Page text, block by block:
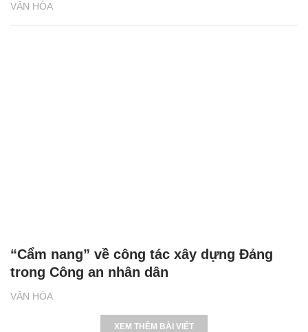
VĂN HÓA
VĂN HÓA
“Cẩm nang” về công tác xây dựng Đảng
trong Công an nhân dân
XEM THÊM BÀI VIẾT